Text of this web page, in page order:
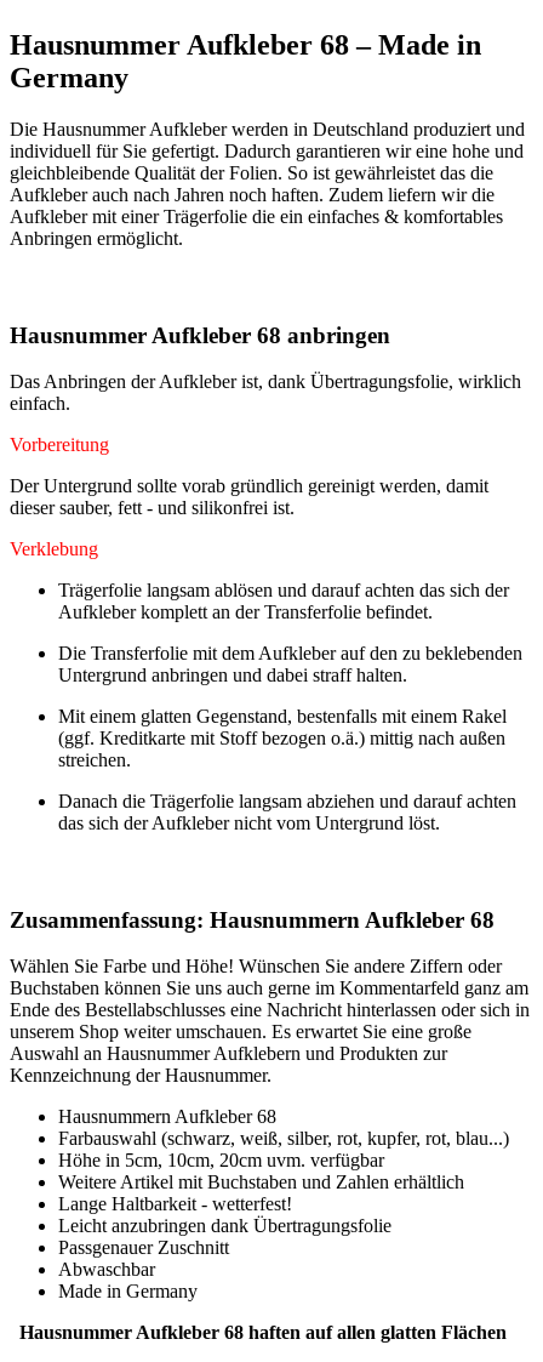
Hausnummer Aufkleber 68 – Made in
Germany
Die Hausnummer Aufkleber werden in Deutschland produziert und
individuell für Sie gefertigt. Dadurch garantieren wir eine hohe und
gleichbleibende Qualität der Folien. So ist gewährleistet das die
Aufkleber auch nach Jahren noch haften. Zudem liefern wir die
Aufkleber mit einer Trägerfolie die ein einfaches & komfortables
Anbringen ermöglicht.
Hausnummer Aufkleber 68 anbringen
Das Anbringen der Aufkleber ist, dank Übertragungsfolie, wirklich
einfach.
Vorbereitung
Der Untergrund sollte vorab gründlich gereinigt werden, damit
dieser sauber, fett - und silikonfrei ist.
Verklebung
Trägerfolie langsam ablösen und darauf achten das sich der
Aufkleber komplett an der Transferfolie befindet.
Die Transferfolie mit dem Aufkleber auf den zu beklebenden
Untergrund anbringen und dabei straff halten.
Mit einem glatten Gegenstand, bestenfalls mit einem Rakel
(ggf. Kreditkarte mit Stoff bezogen o.ä.) mittig nach außen
streichen.
Danach die Trägerfolie langsam abziehen und darauf achten
das sich der Aufkleber nicht vom Untergrund löst.
Zusammenfassung: Hausnummern Aufkleber 68
Wählen Sie Farbe und Höhe! Wünschen Sie andere Ziffern oder
Buchstaben können Sie uns auch gerne im Kommentarfeld ganz am
Ende des Bestellabschlusses eine Nachricht hinterlassen oder sich in
unserem Shop weiter umschauen. Es erwartet Sie eine große
Auswahl an Hausnummer Aufklebern und Produkten zur
Kennzeichnung der Hausnummer.
Hausnummern Aufkleber 68
Farbauswahl (schwarz, weiß, silber, rot, kupfer, rot, blau...)
Höhe in 5cm, 10cm, 20cm uvm. verfügbar
Weitere Artikel mit Buchstaben und Zahlen erhältlich
Lange Haltbarkeit - wetterfest!
Leicht anzubringen dank Übertragungsfolie
Passgenauer Zuschnitt
Abwaschbar
Made in Germany
Hausnummer Aufkleber 68 haften auf allen glatten Flächen